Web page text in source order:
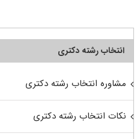
انتخاب رشته دکتری
مشاوره انتخاب رشته دکتری
نکات انتخاب رشته دکتری